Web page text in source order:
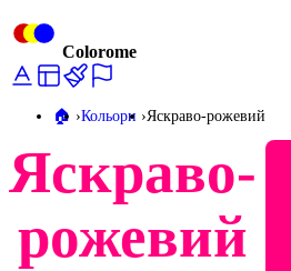
Colorome
🏠️ Кольори Яскраво-рожевий
Яскраво-
рожевий